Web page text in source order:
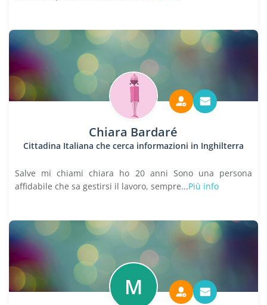
Chiara Bardaré
Cittadina Italiana che cerca informazioni in Inghilterra
Salve mi chiami chiara ho 20 anni Sono una persona
affidabile che sa gestirsi il lavoro, sempre...Più info
M